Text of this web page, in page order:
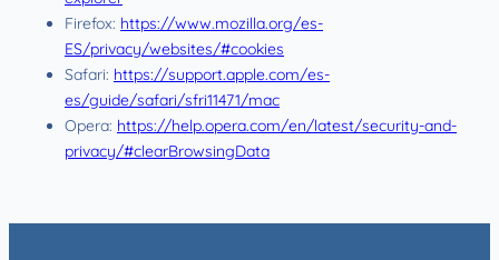
Firefox: https://www.mozilla.org/es-
ES/privacy/websites/#cookies
Safari: https://support.apple.com/es-
es/guide/safari/sfri11471/mac
Opera: https://help.opera.com/en/latest/security-and-
privacy/#clearBrowsingData